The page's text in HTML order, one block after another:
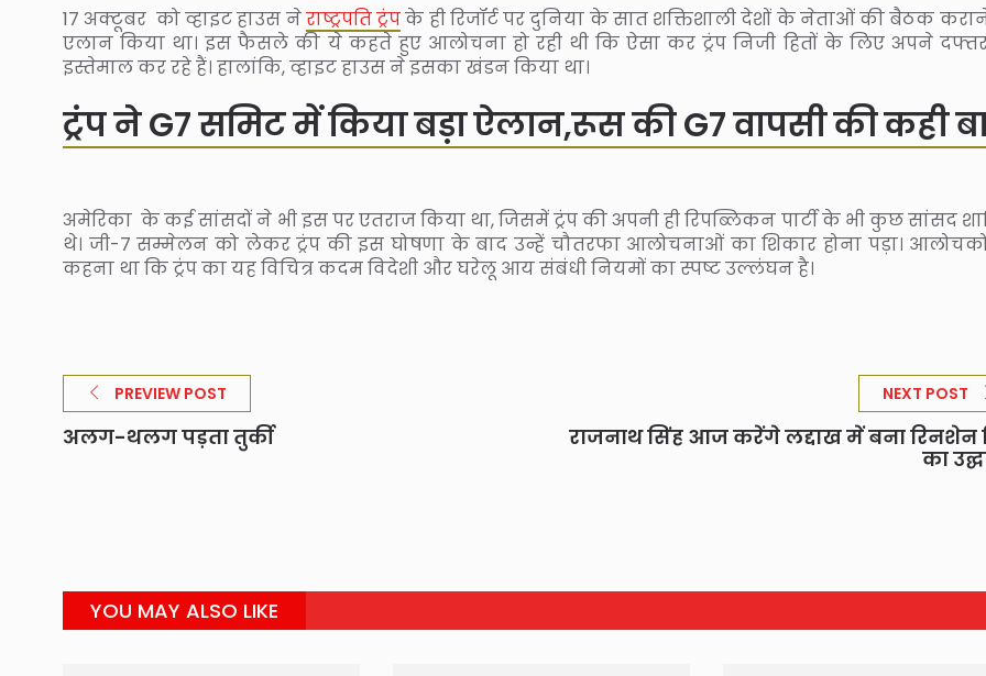
17 अक्टूबर को व्हाइट हाउस नेराष्ट्रपति ट्रंपके ही रिजॉर्ट पर दुनिया के सात शक्तिशाली देशों के नेताओं की बैठक
एलान किया था। इस फैसले की ये कहते हुए आलोचना हो रही थी कि ऐसा कर ट्रंप निजी हितों के लिए अपने
इस्तेमाल कर रहे हैं। हालांकि, व्हाइट हाउस ने इसका खंडन किया था।
ट्रंप ने G7 समिट में किया बड़ा ऐलान,रूस की G7 वापसी की कही
अमेरिका के कई सांसदों ने भी इस पर एतराज किया था, जिसमें ट्रंप की अपनी ही रिपब्लिकन पार्टी के भी कुछ सांसद
थे। जी-7 सम्मेलन को लेकर ट्रंप की इस घोषणा के बाद उन्हें चौतरफा आलोचनाओं का शिकार होना पड़ा।
कहना था कि ट्रंप का यह विचित्र कदम विदेशी और घरेलू आय संबंधी नियमों का स्पष्ट उल्लंघन है।
PREVIEW POST
अलग-थलग पड़ता तुर्की
NEXT POST
राजनाथ सिंह आज करेंगे लद्दाख में बना रिनशेन
का
YOU MAY ALSO LIKE